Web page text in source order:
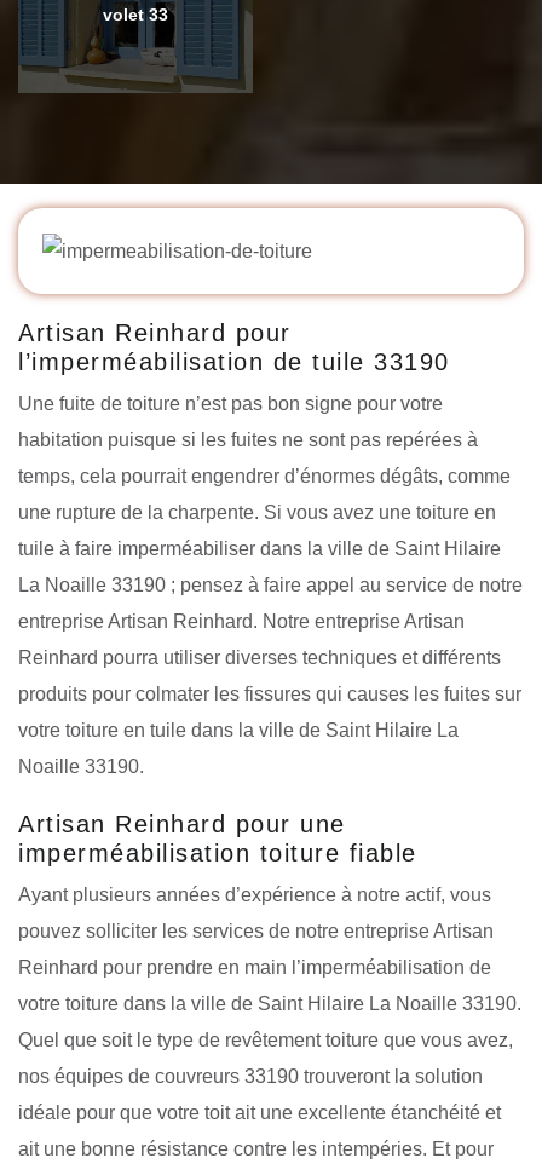
volet 33
Artisan Reinhard pour
l’imperméabilisation de tuile 33190
Une fuite de toiture n’est pas bon signe pour votre
habitation puisque si les fuites ne sont pas repérées à
temps, cela pourrait engendrer d’énormes dégâts, comme
une rupture de la charpente. Si vous avez une toiture en
tuile à faire imperméabiliser dans la ville de Saint Hilaire
La Noaille 33190 ; pensez à faire appel au service de notre
entreprise Artisan Reinhard. Notre entreprise Artisan
Reinhard pourra utiliser diverses techniques et différents
produits pour colmater les fissures qui causes les fuites sur
votre toiture en tuile dans la ville de Saint Hilaire La
Noaille 33190.
Artisan Reinhard pour une
imperméabilisation toiture fiable
Ayant plusieurs années d’expérience à notre actif, vous
pouvez solliciter les services de notre entreprise Artisan
Reinhard pour prendre en main l’imperméabilisation de
votre toiture dans la ville de Saint Hilaire La Noaille 33190.
Quel que soit le type de revêtement toiture que vous avez,
nos équipes de couvreurs 33190 trouveront la solution
idéale pour que votre toit ait une excellente étanchéité et
ait une bonne résistance contre les intempéries. Et pour